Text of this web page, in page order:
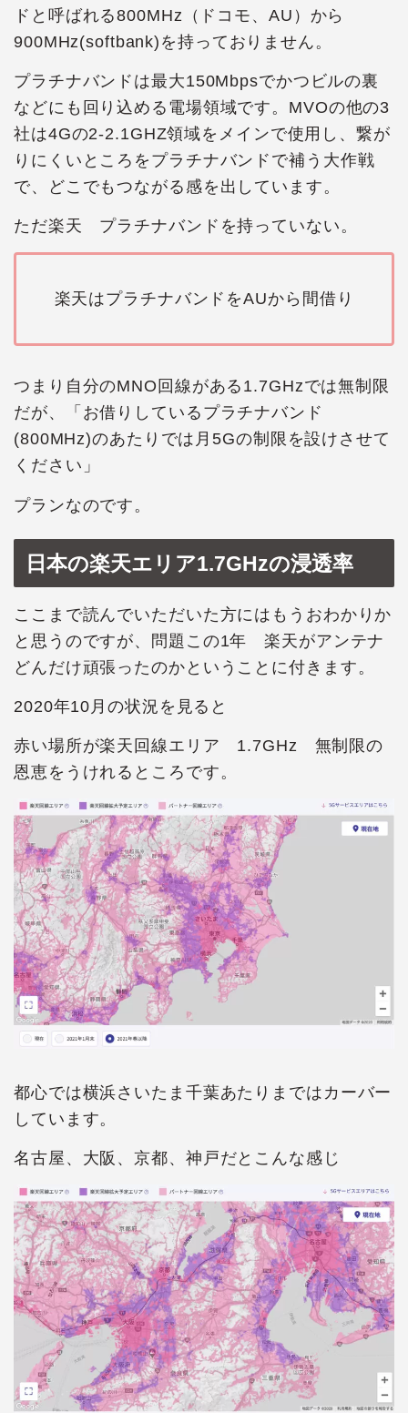
ドと呼ばれる800MHz（ドコモ、AU）から
900MHz(softbank)を持っておりません。
プラチナバンドは最大150Mbpsでかつビルの裏
などにも回り込める電場領域です。MVOの他の3
社は4Gの2-2.1GHZ領域をメインで使用し、繋が
りにくいところをプラチナバンドで補う大作戦
で、どこでもつながる感を出しています。
ただ楽天 プラチナバンドを持っていない。
楽天はプラチナバンドをAUから間借り
つまり自分のMNO回線がある1.7GHzでは無制限
だが、「お借りしているプラチナバンド
(800MHz)のあたりでは月5Gの制限を設けさせて
ください」
プランなのです。
日本の楽天エリア1.7GHzの浸透率
ここまで読んでいただいた方にはもうおわかりか
と思うのですが、問題この1年 楽天がアンテナ
どんだけ頑張ったのかということに付きます。
2020年10月の状況を見ると
赤い場所が楽天回線エリア 1.7GHz 無制限の
恩恵をうけれるところです。
都心では横浜さいたま千葉あたりまではカーバー
しています。
名古屋、大阪、京都、神戸だとこんな感じ